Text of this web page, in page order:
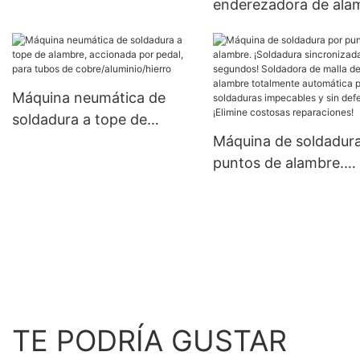
Servomotor de precisión
de ±0,1 mm | Equipo de
corte de alambre |
Capacitación gratuita
incluida
enderezadora de
cortadora de
acero inoxidable,
conformado de acero
inoxidable,
CE, instalación
Máquina neumática de
soldadura a tope de
Máquina de
puntos de alambre.
reparaciones!
TE PODRÍA GUSTAR